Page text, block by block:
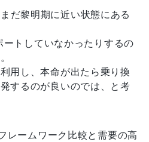
だ黎明期に近い状態にある
トしていなかったりするの
用し、本命が出たら乗り換
するのが良いのでは、と考
レームワーク比較と需要の高